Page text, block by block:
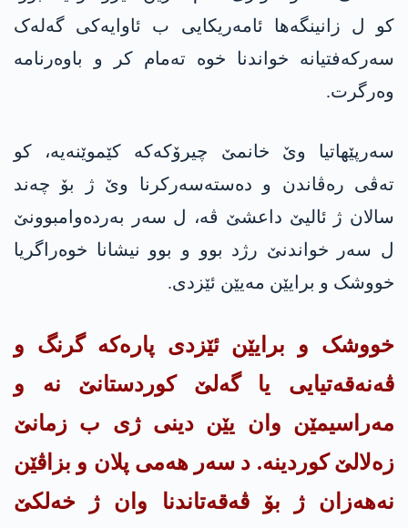
کو ل زانینگەها ئامەریکایی ب ئاوایەکی گەلەک
سەرکەفتیانە خواندنا خوە تەمام کر و باوەرنامە
وەرگرت.
سەرپێهاتیا وێ خانمێ چیرۆکەکە کێموێنەیە، کو
تەڤی رەڤاندن و دەستەسەرکرنا وێ ژ بۆ چەند
سالان ژ ئالیێ داعشێ ڤە، ل سەر بەردەوامبوونێ
ل سەر خواندنێ رژد بوو و بوو نیشانا خوەراگریا
خووشک و برایێن مەیێن ئێزدی.
خووشک و برایێن ئێزدی پارەکە گرنگ و
ڤەنەقەتیایی یا گەلێ کوردستانێ نە و
مەراسیمێن وان یێن دینی ژی ب زمانێ
زەلالێ کوردینە. د سەر هەمی پلان و بزاڤێن
نەهەزان ژ بۆ ڤەقەتاندنا وان ژ خەلکێ